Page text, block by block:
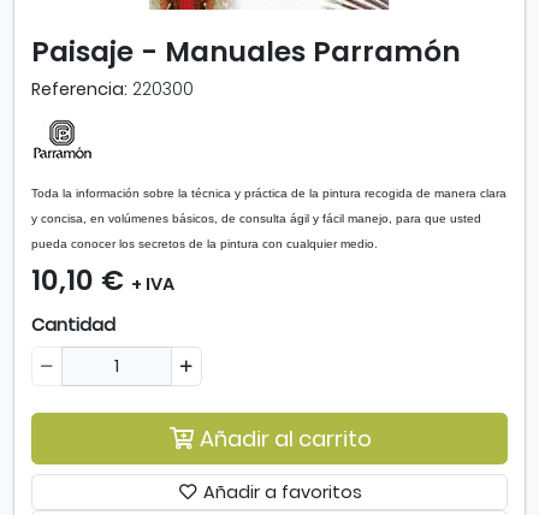
a
e
-
Paisaje - Manuales Parramón
Referencia: 220300
Toda la información sobre la técnica y práctica de la pintura recogida de manera clara
y concisa, en volúmenes básicos, de consulta ágil y fácil manejo, para que usted
pueda conocer los secretos de la pintura con cualquier medio.
10,10 € + IVA
Cantidad
Añadir al carrito
Añadir a favoritos